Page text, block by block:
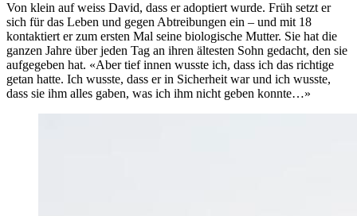
Von klein auf weiss David, dass er adoptiert wurde. Früh setzt er
sich für das Leben und gegen Abtreibungen ein – und mit 18
kontaktiert er zum ersten Mal seine biologische Mutter. Sie hat die
ganzen Jahre über jeden Tag an ihren ältesten Sohn gedacht, den sie
aufgegeben hat. «Aber tief innen wusste ich, dass ich das richtige
getan hatte. Ich wusste, dass er in Sicherheit war und ich wusste,
dass sie ihm alles gaben, was ich ihm nicht geben konnte…»